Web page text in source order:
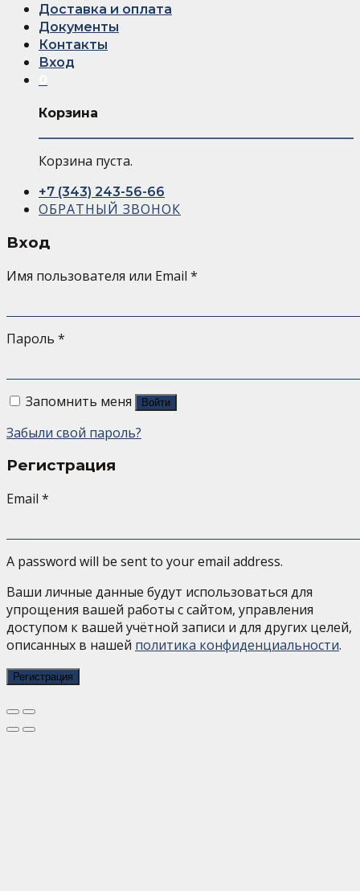
Доставка и оплата
Документы
Контакты
Вход
Корзина
Корзина пуста.
+7 (343) 243-56-66
ОБРАТНЫЙ ЗВОНОК
Вход
Имя пользователя или Email *
Пароль *
Запомнить меня Войти
Забыли свой пароль?
Регистрация
Email *
A password will be sent to your email address.
Ваши личные данные будут использоваться для
упрощения вашей работы с сайтом, управления
доступом к вашей учётной записи и для других целей,
описанных в нашей политика конфиденциальности.
Регистрация